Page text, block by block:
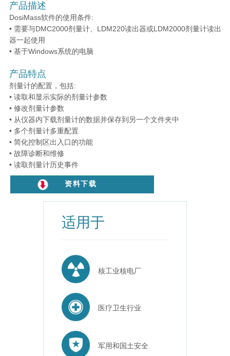
产品描述
DosiMass软件的使用条件:
• 需要与DMC2000剂量计、LDM220读出器或LDM2000剂量计读出
器一起使用
• 基于Windows系统的电脑
产品特点
剂量计的配置，包括:
• 读取和显示实际的剂量计参数
• 修改剂量计参数
• 从仪器内下载剂量计的数据并保存到另一个文件夹中
• 多个剂量计多重配置
• 简化控制区出入口的功能
• 故障诊断和维修
• 读取剂量计历史事件
资料下载
适用于
核工业核电厂
医疗卫生行业
军用和国土安全